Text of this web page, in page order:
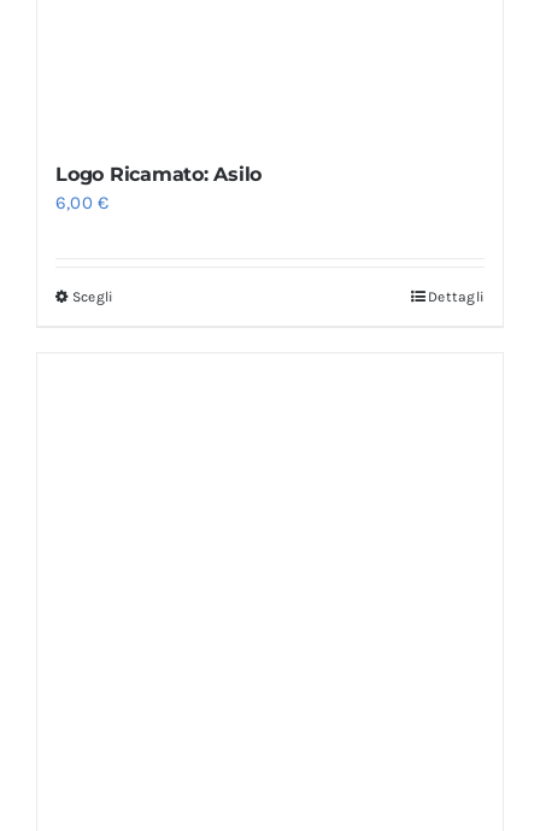
Logo Ricamato: Asilo
6,00€
Scegli Dettagli